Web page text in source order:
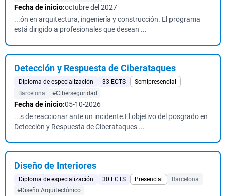
Fecha de inicio:octubre del 2027
...ón en arquitectura, ingeniería y construcción. El programa
está dirigido a profesionales que desean ...
Detección y Respuesta de Ciberataques
Diploma de especialización 33 ECTS
Semipresencial
Barcelona
#Ciberseguridad
Fecha de inicio:05-10-2026
...s de reaccionar ante un incidente.El objetivo del posgrado en
Detección y Respuesta de Ciberataques ...
Diseño de Interiores
Diploma de especialización 30 ECTS Presencial
Barcelona
#Diseño Arquitectónico